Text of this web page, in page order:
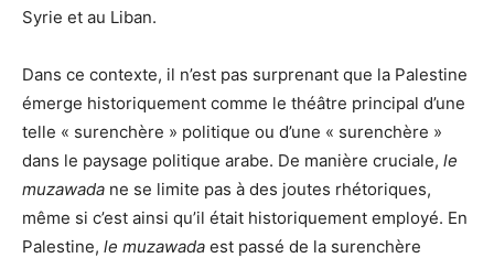
Syrie et au Liban.
Dans ce contexte, il n’est pas surprenant que la Palestine
émerge historiquement comme le théâtre principal d’une
telle « surenchère » politique ou d’une « surenchère »
dans le paysage politique arabe. De manière cruciale, le
muzawada ne se limite pas à des joutes rhétoriques,
même si c’est ainsi qu’il était historiquement employé. En
Palestine, le muzawada est passé de la surenchère